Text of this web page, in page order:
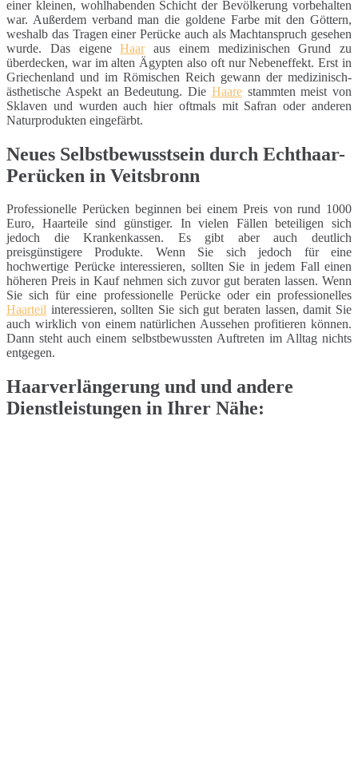
einer kleinen, wohlhabenden Schicht der Bevölkerung vorbehalten
war. Außerdem verband man die goldene Farbe mit den Göttern,
weshalb das Tragen einer Perücke auch als Machtanspruch gesehen
wurde. Das eigeneHaaraus einem medizinischen Grund zu
überdecken, war im alten Ägypten also oft nur Nebeneffekt. Erst in
Griechenland und im Römischen Reich gewann der medizinisch-
ästhetische Aspekt an Bedeutung. Die Haarestammten meist von
Sklaven und wurden auch hier oftmals mit Safran oder anderen
Naturprodukten eingefärbt.
Neues Selbstbewusstsein durch Echthaar-
Perücken in Veitsbronn
Professionelle Perücken beginnen bei einem Preis von rund 1000
Euro, Haarteile sind günstiger. In vielen Fällen beteiligen sich
jedoch die Krankenkassen. Es gibt aber auch deutlich
preisgünstigere Produkte. Wenn Sie sich jedoch für eine
hochwertige Perücke interessieren, sollten Sie in jedem Fall einen
höheren Preis in Kauf nehmen sich zuvor gut beraten lassen. Wenn
Sie sich für eine professionelle Perücke oder ein professionelles
Haarteil interessieren, sollten Sie sich gut beraten lassen, damit Sie
auch wirklich von einem natürlichen Aussehen profitieren können.
Dann steht auch einem selbstbewussten Auftreten im Alltag nichts
entgegen.
Haarverlängerung und und andere
Dienstleistungen in Ihrer Nähe: